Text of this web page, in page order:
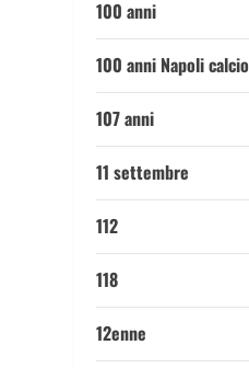
100 anni
100 anni Napoli calcio
107 anni
11 settembre
112
118
12enne